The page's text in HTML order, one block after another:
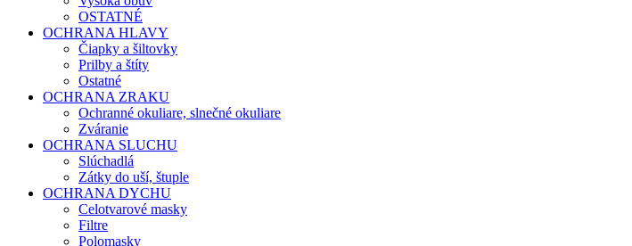
OSTATNÉ
OCHRANA HLAVY
Čiapky a šiltovky
Prilby a štíty
Ostatné
OCHRANA ZRAKU
Ochranné okuliare, slnečné okuliare
Zváranie
OCHRANA SLUCHU
Slúchadlá
Zátky do uší, štuple
OCHRANA DYCHU
Celotvarové masky
Filtre
Polomasky